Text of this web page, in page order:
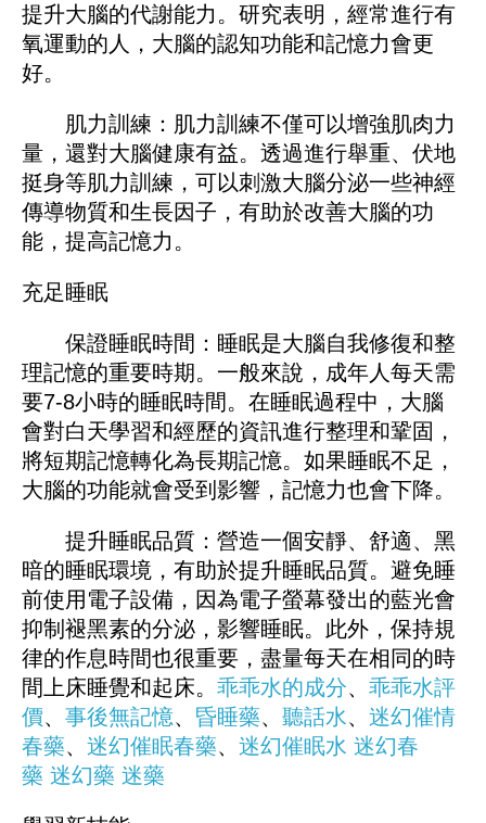
提升大腦的代謝能力。研究表明，經常進行有
氧運動的人，大腦的認知功能和記憶力會更
好。
肌力訓練：肌力訓練不僅可以增強肌肉力
量，還對大腦健康有益。透過進行舉重、伏地
挺身等肌力訓練，可以刺激大腦分泌一些神經
傳導物質和生長因子，有助於改善大腦的功
能，提高記憶力。
充足睡眠
保證睡眠時間：睡眠是大腦自我修復和整
理記憶的重要時期。一般來說，成年人每天需
要7-8小時的睡眠時間。在睡眠過程中，大腦
會對白天學習和經歷的資訊進行整理和鞏固，
將短期記憶轉化為長期記憶。如果睡眠不足，
大腦的功能就會受到影響，記憶力也會下降。
提升睡眠品質：營造一個安靜、舒適、黑
暗的睡眠環境，有助於提升睡眠品質。避免睡
前使用電子設備，因為電子螢幕發出的藍光會
抑制褪黑素的分泌，影響睡眠。此外，保持規
律的作息時間也很重要，盡量每天在相同的時
間上床睡覺和起床。 乖乖水的成分、 乖乖水評
價、 事後無記憶、 昏睡藥、 聽話水、 迷幻催情
春藥、 迷幻催眠春藥、 迷幻催眠水 迷幻春
藥 迷幻藥 迷藥